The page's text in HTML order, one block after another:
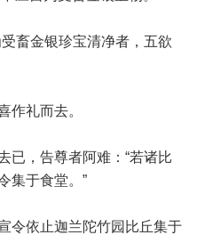
畜金银珍宝清净者，五欲
作礼而去。
已，告尊者阿难：“若诸比
集于食堂。”
令依止迦兰陀竹园比丘集于